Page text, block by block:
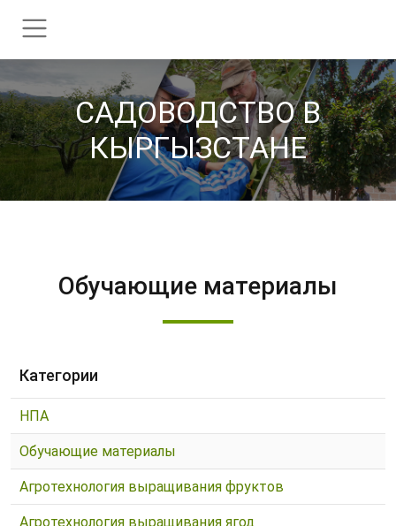
CАДОВОДСТВО В
КЫРГЫЗСТАНЕ
Обучающие материалы
Категории
НПА
Обучающие материалы
Агротехнология выращивания фруктов
Агротехнология выращивания ягод